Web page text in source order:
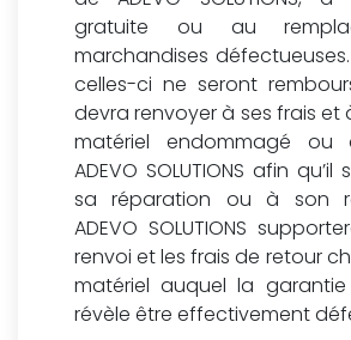
gratuite ou au
marchandises
celles-ci ne seront
devra renvoyer à ses frais et
matériel endommagé ou
ADEVO SOLUTIONS afin
sa réparation ou à son
ADEVO SOLUTIONS
renvoi et les frais de retour
matériel auquel la garantie
révèle être effectivement